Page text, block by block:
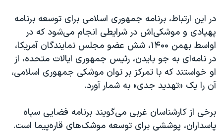
در این ارتباط، برنامه جمهوری اسلامی برای توسعه برنامه
پهپادی و موشکی‌اش در شرایطی انجام می‌شود که در
اواسط بهمن‌ ۱۴۰۰، شش عضو مجلس نمایندگان آمریکا،
در نامه‌ای به جو بایدن، رئیس جمهوری ایالات متحده، از
او خواستند که با تمرکز بر توان موشکی جمهوری اسلامی،
آن را یک «تهدید جدی» به شمار آورد.
برخی از کارشناسان غربی‌ می‌گویند برنامه فضایی سپاه
پاسداران، پوششی برای توسعه موشک‌های قاره‌پیما است.